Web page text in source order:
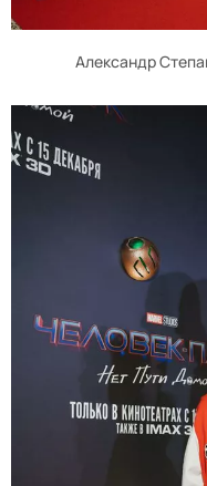
Александр